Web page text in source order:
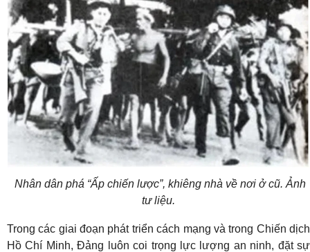
Nhân dân phá “Ấp chiến lược”, khiêng nhà về nơi ở cũ. Ảnh
tư liệu.
Trong các giai đoạn phát triển cách mạng và trong Chiến dịch
Hồ Chí Minh, Đảng luôn coi trọng lực lượng an ninh, đặt sự